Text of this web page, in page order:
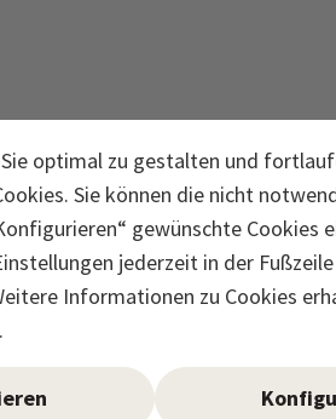
optimal zu gestalten und
Sie können die nicht
gewünschte Cookies
jederzeit in der
Informationen zu Cookies
.